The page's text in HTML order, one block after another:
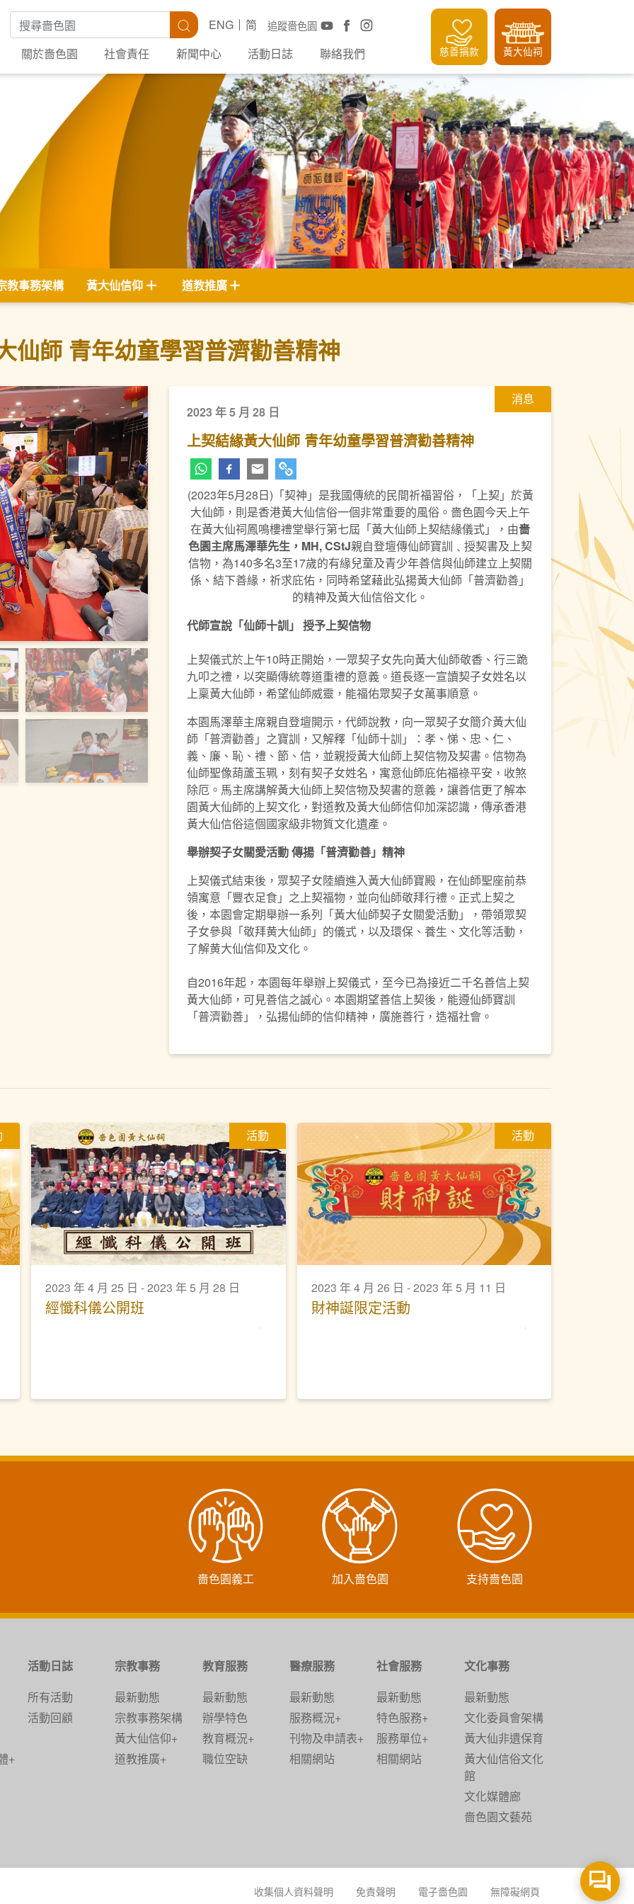
搜尋關鍵字 搜尋 追蹤嗇色園
ENG
简
關於嗇色園
社會責任 新聞中心 活動日誌 聯絡我們 慈善捐款 黃大仙祠
教事務架構 黃大仙信仰 道教推廣
仙師 青年幼童學習普濟勸善精神
下一頁
消息
2023 年 5 月 28 日
上契結緣黃大仙師 青年幼童學習普濟勸善精神
(2023年5月28日)「契神」是我國傳統的民間祈福習俗，「上契」於黃
大仙師，則是香港黃大仙信俗一個非常重要的風俗。嗇色園今天上午
在黃大仙祠鳳鳴樓禮堂舉行第七屆「黃大仙師上契結緣儀式」，由嗇
色園主席馬澤華先生， MH, CStJ親自登壇傳仙師寶訓﹑授契書及上契
信物，為140多名3至17歲的有緣兒童及青少年善信與仙師建立上契關
係、結下善緣，祈求庇佑，同時希望藉此弘揚黃大仙師「普濟勸善」
的精神及黃大仙信俗文化。
代師宣說「仙師十訓」 授予上契信物
上契儀式於上午10時正開始，一眾契子女先向黃大仙師敬香、行三跪
九叩之禮，以突顯傳統尊道重禮的意義。道長逐一宣讀契子女姓名以
上稟黃大仙師，希望仙師威靈，能福佑眾契子女萬事順意。
本園馬澤華主席親自登壇開示，代師說教，向一眾契子女簡介黃大仙
師「普濟勸善」之寶訓，又解釋「仙師十訓」：孝、悌、忠、仁、
義、廉、恥、禮、節、信，並親授黃大仙師上契信物及契書。信物為
仙師聖像葫蘆玉珮，刻有契子女姓名，寓意仙師庇佑福祿平安，收煞
除厄。馬主席講解黃大仙師上契信物及契書的意義，讓善信更了解本
園黃大仙師的上契文化，對道教及黃大仙師信仰加深認識，傳承香港
黃大仙信俗這個國家級非物質文化遺產。
舉辦契子女關愛活動傳揚「普濟勸善」精神
上契儀式結束後，眾契子女陸續進入黃大仙師寶殿，在仙師聖座前恭
領寓意「豐衣足食」之上契福物，並向仙師敬拜行禮。正式上契之
後，本園會定期舉辦一系列「黃大仙師契子女關愛活動」，帶領眾契
子女參與「敬拜黄大仙師」的儀式，以及環保、養生、文化等活動，
了解黄大仙信仰及文化。
自2016年起，本園每年舉辦上契儀式，至今已為接近二千名善信上契
黃大仙師，可見善信之誠心。本園期望善信上契後，能遵仙師寶訓
「普濟勸善」，弘揚仙師的信仰精神，廣施善行，造福社會。
活動
2023 年 4 月 25 日 - 2023 年 5 月 28 日
經懺科儀公開班
活動
2023 年 4 月 26 日 - 2023 年 5 月 11 日
財神誕限定活動
嗇色園義工 加入嗇色園 支持嗇色園
+
活動日誌
所有活動
活動回顧
宗教事務
最新動態
宗教事務架構
黃大仙信仰+
道教推廣+
教育服務
最新動態
辦學特色
教育概況+
職位空缺
醫療服務
最新動態
服務概況+
刊物及申請表+
相關網站
社會服務
最新動態
特色服務+
服務單位+
相關網站
文化事務
最新動態
文化委員會架構
黃大仙非遺保育
黃大仙信俗文化
館
文化媒體廊
嗇色園文藝苑
收集個人資料聲明 免責聲明 電子嗇色園 無障礙網頁